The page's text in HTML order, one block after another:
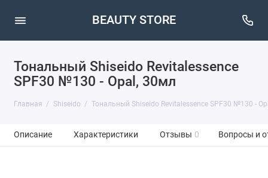
BEAUTY STORE
Тональный Shiseido Revitalessence
SPF30 №130 - Opal, 30мл
Главная Shiseido Тональный Shiseido Revitalessence SPF30 №130 -
Описание Характеристики Отзывы 0 Вопросы и